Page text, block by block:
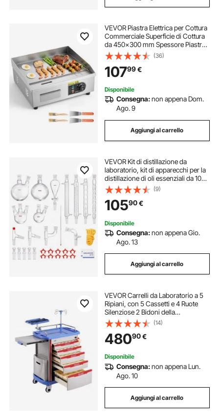
VEVOR Piastra Elettrica per Cottura
Commerciale Superficie di Cottura
da 450x300 mm Spessore Piastra
in Ferro 8 mm, Temperatura
Regolabile tra 50°C–300°C per
Bistecca Barbecue Piatti da BBQ
Grigliate
(36)
10799€
Disponibile
Consegna:non appena Dom.
Ago. 9
Aggiungi al carrello
VEVOR Kit di distillazione da
laboratorio, kit di apparecchi per la
distillazione di oli essenziali da 1000
ml, set di attrezzature per vetreria
da 32 pezzi
(9)
10590€
Disponibile
Consegna:non appena Gio.
Ago. 13
Aggiungi al carrello
VEVOR Carrelli da Laboratorio a 5
Ripiani, con 5 Cassetti e 4 Ruote
Silenziose 2 Bidoni della
Spazzatura, Carrello Medico Mobile
Materiale PP, Carrello per
Laboratorio, Clinica, Ospedale,
Salone, Blu
(14)
48090€
Disponibile
Consegna:non appena Lun.
Ago. 10
Aggiungi al carrello